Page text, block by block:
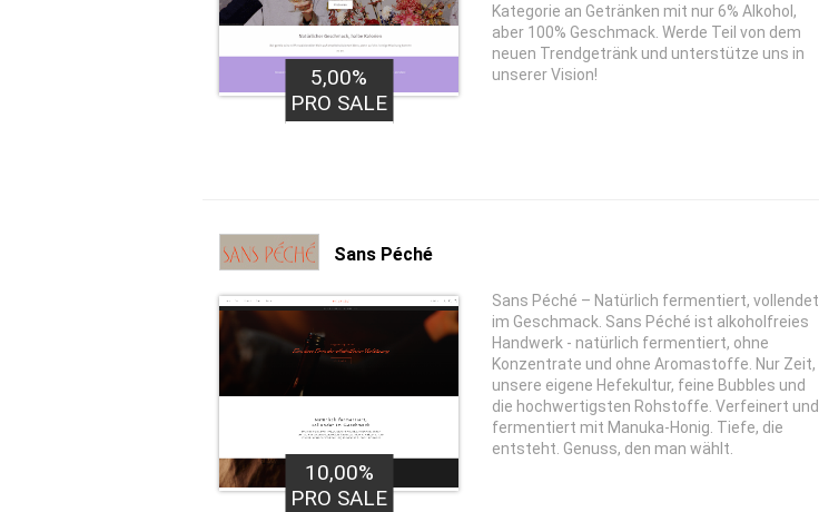
5,00%
PRO SALE
Kategorie an Getränken mit nur 6% Alkohol,
aber 100% Geschmack. Werde Teil von dem
neuen Trendgetränk und unterstütze uns in
unserer Vision!
Sans Péché
10,00%
PRO SALE
Sans Péché – Natürlich fermentiert, vollendet
im Geschmack. Sans Péché ist alkoholfreies
Handwerk - natürlich fermentiert, ohne
Konzentrate und ohne Aromastoffe. Nur Zeit,
unsere eigene Hefekultur, feine Bubbles und
die hochwertigsten Rohstoffe. Verfeinert und
fermentiert mit Manuka-Honig. Tiefe, die
entsteht. Genuss, den man wählt.